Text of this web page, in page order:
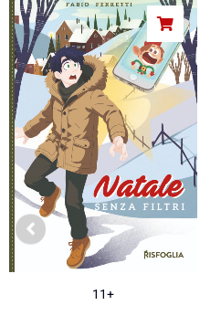
11+